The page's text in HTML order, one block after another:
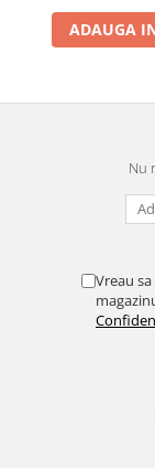
ADAUGA
Nu
Vreau